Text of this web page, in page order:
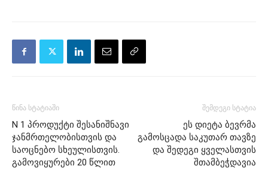
წინა სტატიაში
N 1 პროდუქტი შესანიშნავი
ჯანმრთელობისთვის და
საოცნებო სხეულისთვის.
გამოვიყურები 20 წლით
შემდეგი სტატია
ეს დიეტა ბევრმა
გამოსცადა საკუთარ თავზე
და შედეგი ყველასთვის
შთამბეჭდავია